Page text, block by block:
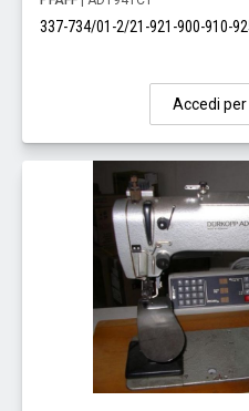
337-734/01-2/21-921-900-910-
Accedi